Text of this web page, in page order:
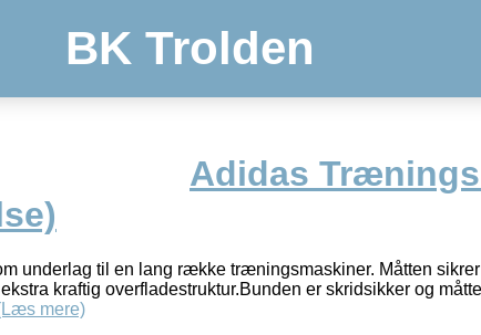
BK Trolden
Adidas
underlag til en lang række træningsmaskiner. Måtten
kraftig overfladestruktur.Bunden er skridsikker og
mere)